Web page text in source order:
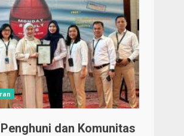
dan Komunitas